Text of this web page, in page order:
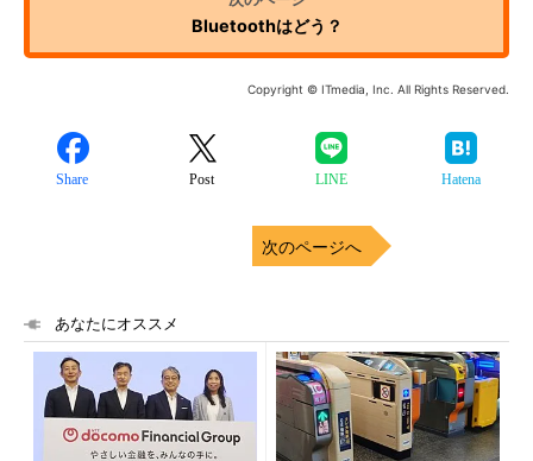
Bluetoothはどう？
Copyright © ITmedia, Inc. All Rights Reserved.
Share Post LINE Hatena
次のページへ
あなたにオススメ